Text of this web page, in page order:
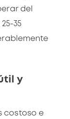
del
35
y
costoso e